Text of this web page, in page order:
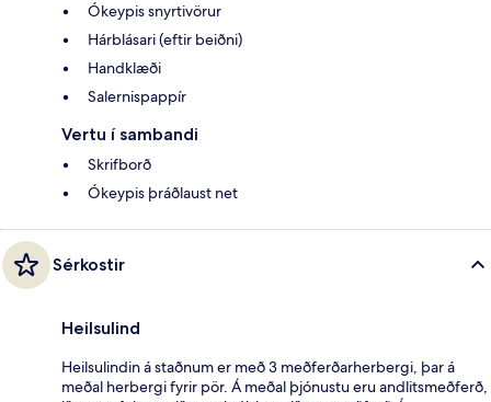
Ókeypis snyrtivörur
Hárblásari (eftir beiðni)
Handklæði
Salernispappír
Vertu í sambandi
Skrifborð
Ókeypis þráðlaust net
Sérkostir
Heilsulind
Heilsulindin á staðnum er með 3 meðferðarherbergi, þar á
meðal herbergi fyrir pör. Á meðal þjónustu eru andlitsmeðferð,